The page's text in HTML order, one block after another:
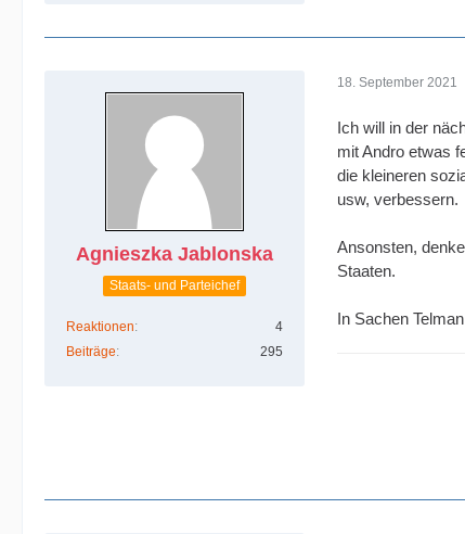
Agnieszka Jablonska
Staats- und Parteichef
Reaktionen
4
Beiträge
295
18. September 2021
Ich will in der
mit Andro etwas
die kleineren
usw, verbessern.
Ansonsten,
Staaten.
In Sachen